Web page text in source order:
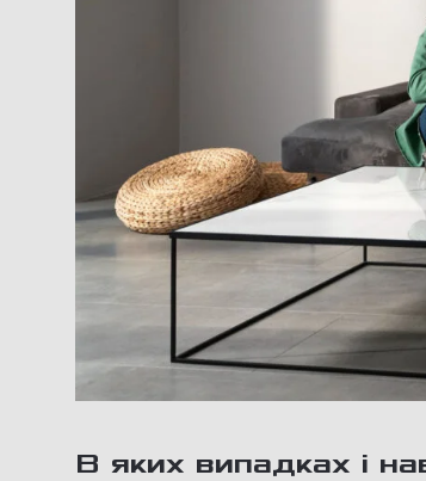
В яких випадках і